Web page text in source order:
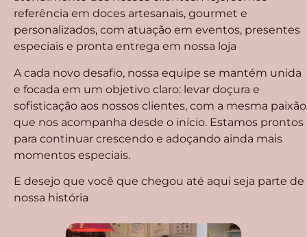
referência em doces artesanais, gourmet e
personalizados, com atuação em eventos, presentes
especiais e pronta entrega em nossa loja
A cada novo desafio, nossa equipe se mantém unida
e focada em um objetivo claro: levar doçura e
sofisticação aos nossos clientes, com a mesma paixão
que nos acompanha desde o início. Estamos prontos
para continuar crescendo e adoçando ainda mais
momentos especiais.
E desejo que você que chegou até aqui seja parte de
nossa história